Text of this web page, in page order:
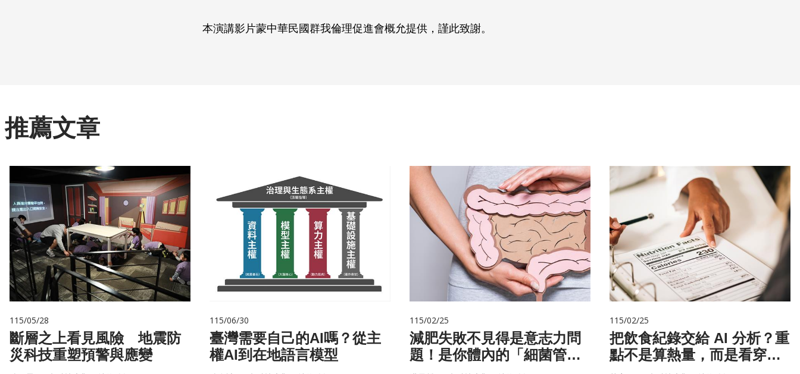
本演講影片蒙中華民國群我倫理促進會概允提供，謹此致謝。
推薦文章
115/05/28
斷層之上看見風險 地震防
災科技重塑預警與應變
115/06/30
臺灣需要自己的AI嗎？從主
權AI到在地語言模型
115/02/25
減肥失敗不見得是意志力問
題！是你體內的「細菌管
115/02/25
把飲食紀錄交給 AI 分析？重
點不是算熱量，而是看穿你